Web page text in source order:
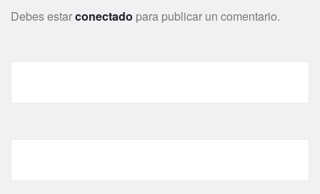
Debes estarconectado para publicar un comentario.